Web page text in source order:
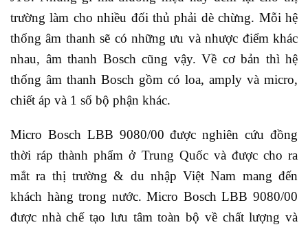
trường làm cho nhiều đối thủ phải dè chừng. Mỗi hệ
thống âm thanh sẽ có những ưu và nhược điểm khác
nhau, âm thanh Bosch cũng vậy. Về cơ bản thì hệ
thống âm thanh Bosch gồm có loa, amply và micro,
chiết áp và 1 số bộ phận khác.
Micro Bosch LBB 9080/00 được nghiên cứu đồng
thời ráp thành phẩm ở Trung Quốc và được cho ra
mắt ra thị trường & du nhập Việt Nam mang đến
khách hàng trong nước. Micro Bosch LBB 9080/00
được nhà chế tạo lưu tâm toàn bộ về chất lượng và